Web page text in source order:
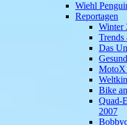
Wiehl
Reportagen
Winter
Trends
Das
MotoX
Bike
Quad-
2007